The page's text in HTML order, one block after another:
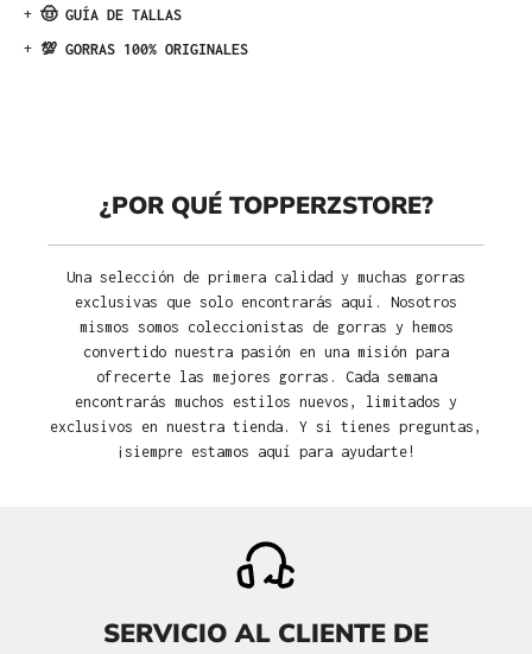
+ 🤠 GUÍA DE TALLAS
+ 💯 GORRAS 100% ORIGINALES
¿POR QUÉ TOPPERZSTORE?
Una selección de primera calidad y muchas gorras
exclusivas que solo encontrarás aquí. Nosotros
mismos somos coleccionistas de gorras y hemos
convertido nuestra pasión en una misión para
ofrecerte las mejores gorras. Cada semana
encontrarás muchos estilos nuevos, limitados y
exclusivos en nuestra tienda. Y si tienes preguntas,
¡siempre estamos aquí para ayudarte!
SERVICIO AL CLIENTE DE